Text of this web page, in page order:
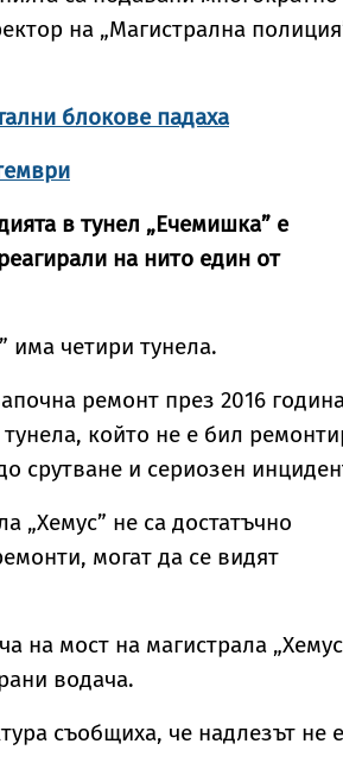
на „Магистрална
блокове падаха
в тунел „Ечемишка” е
на нито един от
има четири тунела.
ремонт през 2016
който не е бил
срутване и сериозен
„Хемус” не са достатъчно
могат да се видят
на мост на магистрала
водача.
съобщиха, че надлезът не е